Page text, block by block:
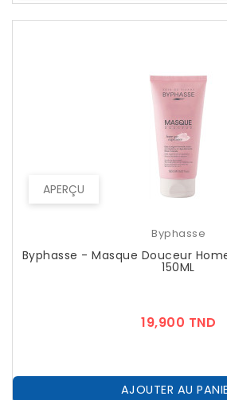
APERÇU
Byphasse
Byphasse - Masque Douceur
150ML
19,900 TND
AJOUTER AU